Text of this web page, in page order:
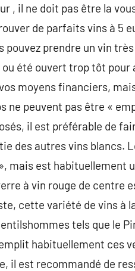
, il ne doit pas être la
de parfaits vins à 5
pouvez prendre un vin
été ouvert trop tôt
moyens financiers,
ne peuvent pas être «
il est préférable de
des autres vins blancs.
mais est habituellement
à vin rouge de centre
cette variété de vins à
tels que le
habituellement ces
il est recommandé de